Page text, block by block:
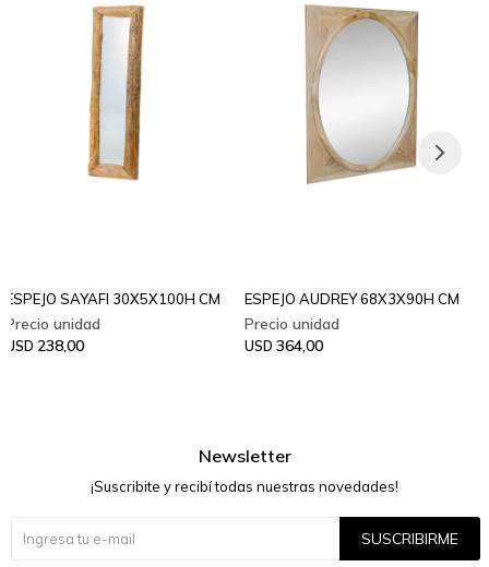
ESPEJO SAYAFI 30X5X100H CM
USD 238,00
ESPEJO AUDREY 68X3X90H CM
USD 364,00
Newsletter
¡Suscribite y recibí todas nuestras novedades!
SUSCRIBIRME